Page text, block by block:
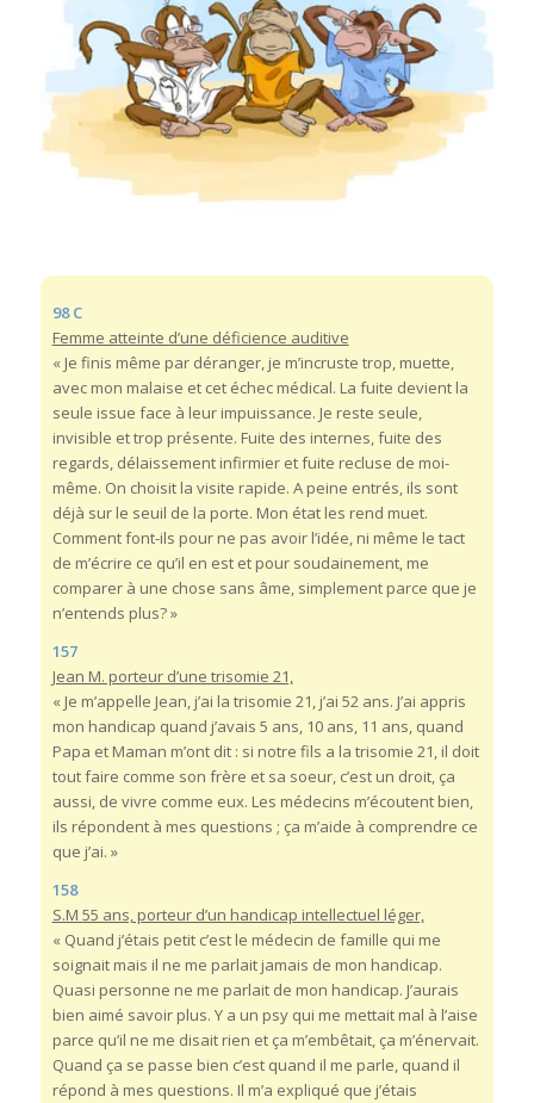
98 C
Femme atteinte d’une déficience auditive
« Je finis même par déranger, je m’incruste trop, muette,
avec mon malaise et cet échec médical. La fuite devient la
seule issue face à leur impuissance. Je reste seule,
invisible et trop présente. Fuite des internes, fuite des
regards, délaissement infirmier et fuite recluse de moi-
même. On choisit la visite rapide. A peine entrés, ils sont
déjà sur le seuil de la porte. Mon état les rend muet.
Comment font-ils pour ne pas avoir l’idée, ni même le tact
de m’écrire ce qu’il en est et pour soudainement, me
comparer à une chose sans âme, simplement parce que je
n’entends plus? »
157
Jean M. porteur d’une trisomie 21,
« Je m’appelle Jean, j’ai la trisomie 21, j’ai 52 ans. J’ai appris
mon handicap quand j’avais 5 ans, 10 ans, 11 ans, quand
Papa et Maman m’ont dit : si notre fils a la trisomie 21, il doit
tout faire comme son frère et sa soeur, c’est un droit, ça
aussi, de vivre comme eux. Les médecins m’écoutent bien,
ils répondent à mes questions ; ça m’aide à comprendre ce
que j’ai. »
158
S.M 55 ans, porteur d’un handicap intellectuel léger,
« Quand j’étais petit c’est le médecin de famille qui me
soignait mais il ne me parlait jamais de mon handicap.
Quasi personne ne me parlait de mon handicap. J’aurais
bien aimé savoir plus. Y a un psy qui me mettait mal à l’aise
parce qu’il ne me disait rien et ça m’embêtait, ça m’énervait.
Quand ça se passe bien c’est quand il me parle, quand il
répond à mes questions. Il m’a expliqué que j’étais